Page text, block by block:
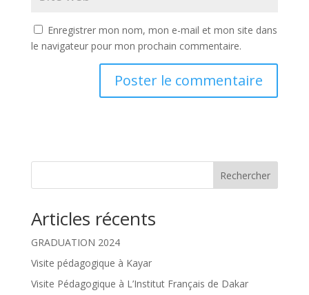
Enregistrer mon nom, mon e-mail et mon site dans
le navigateur pour mon prochain commentaire.
Rechercher
Articles récents
GRADUATION 2024
Visite pédagogique à Kayar
Visite Pédagogique à L’Institut Français de Dakar